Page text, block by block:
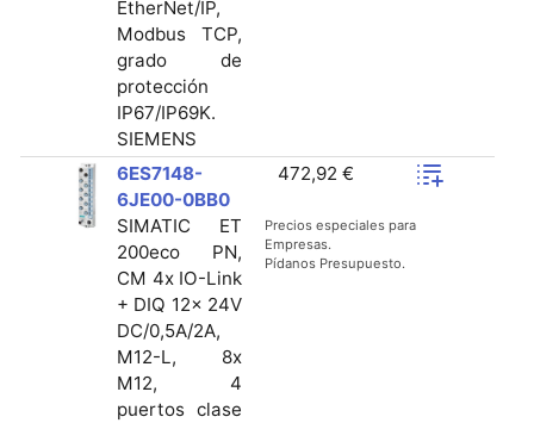
EtherNet/IP,
Modbus TCP,
grado de
protección
IP67/IP69K.
SIEMENS
6ES7148-
6JE00-0BB0
472,92 €
SIMATIC ET
200eco PN,
CM 4x IO-Link
+ DIQ 12x 24V
DC/0,5A/2A,
M12-L, 8x
M12, 4
puertos clase
Precios especiales para
Empresas.
Pídanos Presupuesto.